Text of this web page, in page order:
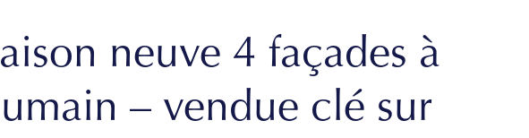
neuve 4 façades à
– vendue clé sur